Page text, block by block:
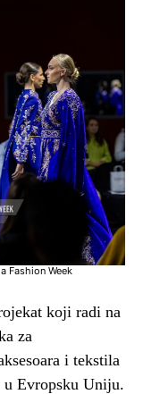
Fashion Week
koji radi na
za
i tekstila
u Evropsku Uniju.